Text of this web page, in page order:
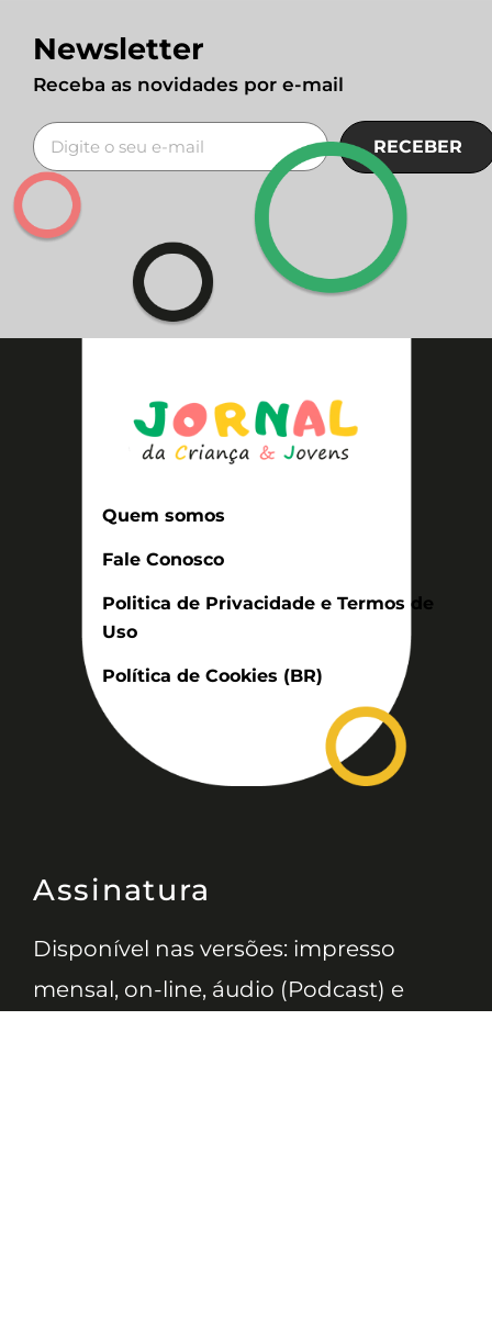
Newsletter
Receba as novidades por e-mail
RECEBER
Quem somos
Fale Conosco
Politica de Privacidade e Termos de
Uso
Política de Cookies (BR)
Assinatura
Disponível nas versões: impresso
mensal, on-line, áudio (Podcast) e